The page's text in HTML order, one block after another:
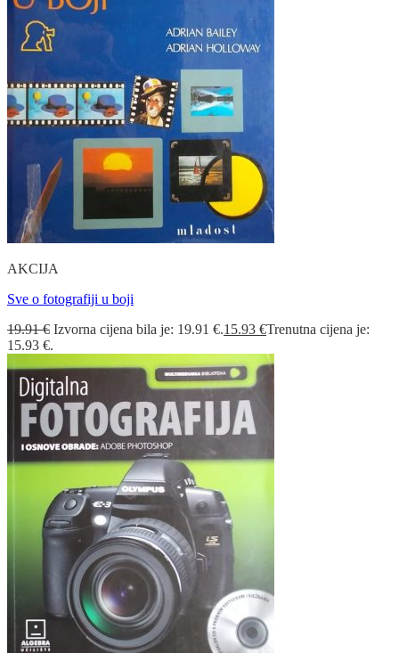
AKCIJA
Sve o fotografiji u boji
19.91€ Izvorna cijena bila je: 19.91 €.15.93 €Trenutna cijena je:
15.93 €.